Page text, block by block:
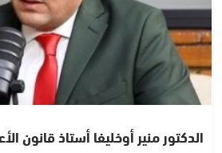
الدكتور منير أوخليفا أستاذ قانون